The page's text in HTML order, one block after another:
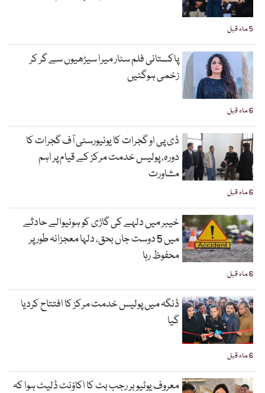
5 ماہ قبل
6 ماہ قبل
پاکستانی فلم سٹار میرا سیڑھیوں سے گر کر
زخمی ہوگئیں
6 ماہ قبل
ڈی پی او گجرات کا یونیورسٹی آف گجرات کا
دورہ، پولیس خدمت مرکز کے قیام پر اہم
مشاورت
6 ماہ قبل
خیبر میں دلہے کی گاڑی کو ہونیوالے حادثے
میں 5 دوست جاں بحق، دلہا معجزانہ طور پر
محفوظ رہا
6 ماہ قبل
ڈنگہ میں پولیس خدمت مرکز کا افتتاح کردیا
گیا
معروف یوٹیوبر رجب بٹ کا اکاؤنٹ ڈلیٹ ہوا کہ